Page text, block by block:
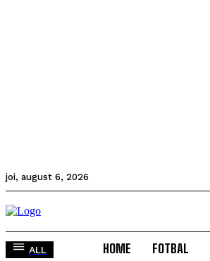
joi, august 6, 2026
ALL HOME FOTBAL